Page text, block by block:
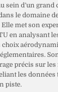
sein d’un
le domaine
met son
en analysant
précis sur
les données
piste.